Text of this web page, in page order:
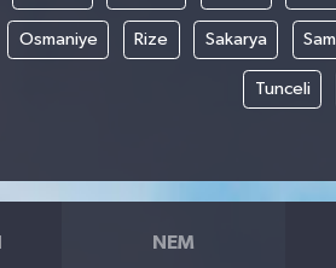
Osmaniye Rize Sakarya
Tunceli
NEM